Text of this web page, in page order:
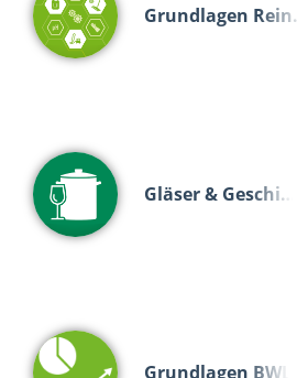
Grundlagen Rein…
Gläser & Geschi…
Grundlagen BWL